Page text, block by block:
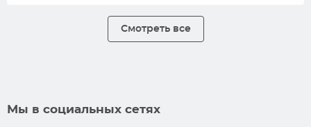
Смотреть все
Мы в социальных сетях